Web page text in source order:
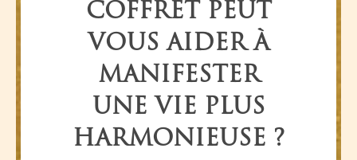
COFFRET PEUT
VOUS AIDER À
MANIFESTER
UNE VIE PLUS
HARMONIEUSE ?